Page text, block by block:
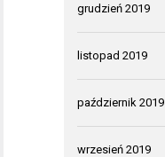
grudzień 2019
listopad 2019
październik 2019
wrzesień 2019